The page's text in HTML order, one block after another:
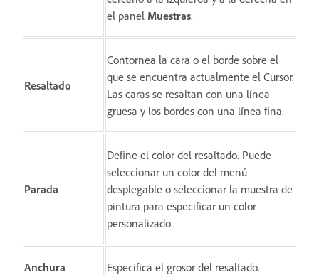
el panel Muestras.
Resaltado
Contornea la cara o el borde sobre el
que se encuentra actualmente el Cursor.
Las caras se resaltan con una línea
gruesa y los bordes con una línea fina.
Parada
Define el color del resaltado. Puede
seleccionar un color del menú
desplegable o seleccionar la muestra de
pintura para especificar un color
personalizado.
Anchura Especifica el grosor del resaltado.